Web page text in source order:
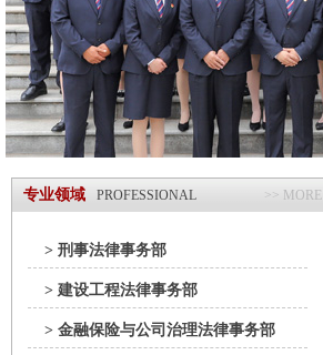
专业领域 PROFESSIONAL >> MORE
> 刑事法律事务部
> 建设工程法律事务部
> 金融保险与公司治理法律事务部